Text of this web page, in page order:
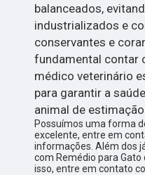
balanceados,
industrializados e
conservantes e
fundamental contar
médico veterinário
para garantir a
animal de estimação.
Possuímos uma forma
excelente, entre em
informações. Além dos
com Remédio para
isso, entre em contato